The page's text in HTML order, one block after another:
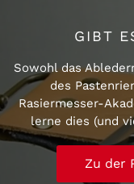
GIBT
Sowohl das
des
Rasiermesser-
lerne dies (und
Zu der